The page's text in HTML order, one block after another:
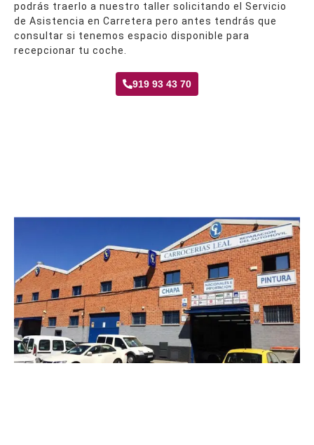
podrás traerlo a nuestro taller solicitando el Servicio
de Asistencia en Carretera pero antes tendrás que
consultar si tenemos espacio disponible para
recepcionar tu coche.
919 93 43 70